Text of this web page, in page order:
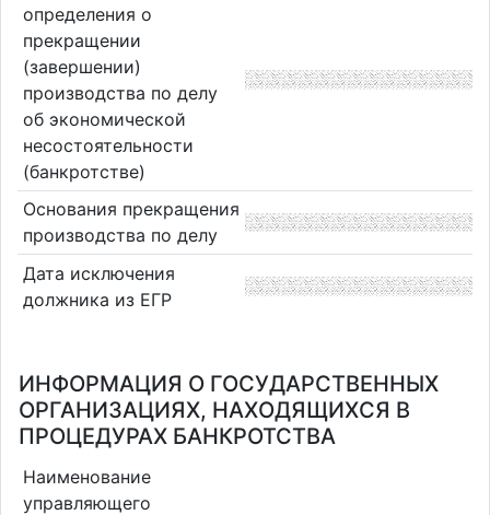
определения о
прекращении
(завершении)
производства по делу
об экономической
несостоятельности
(банкротстве)
Основания прекращения
производства по делу
Дата исключения
должника из ЕГР
ИНФОРМАЦИЯ О ГОСУДАРСТВЕННЫХ
ОРГАНИЗАЦИЯХ, НАХОДЯЩИХСЯ В
ПРОЦЕДУРАХ БАНКРОТСТВА
Наименование
управляющего